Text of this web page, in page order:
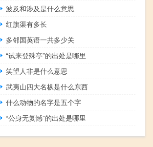
波及和涉及是什么意思
红旗渠有多长
多邻国英语一共多少关
“试来登殊亭”的出处是哪里
笑望人非是什么意思
武夷山四大名枞是什么东西
什么动物的名字是五个字
“公身无复憾”的出处是哪里